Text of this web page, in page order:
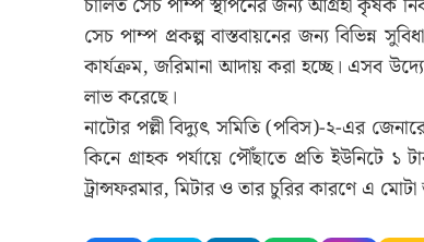
চালিত সেচ পাম্প স্থাপনের জন্য আগ্রহী কৃষক
সেচ পাম্প প্রকল্প বাস্তবায়নের জন্য বিভিন্ন
কার্যক্রম, জরিমানা আদায় করা হচ্ছে। এসব
লাভ করেছে।
নাটোর পল্লী বিদ্যুৎ সমিতি (পবিস)-২-এর
কিনে গ্রাহক পর্যায়ে পৌঁছাতে প্রতি ইউনিটে
ট্রান্সফরমার, মিটার ও তার চুরির কারণে এ